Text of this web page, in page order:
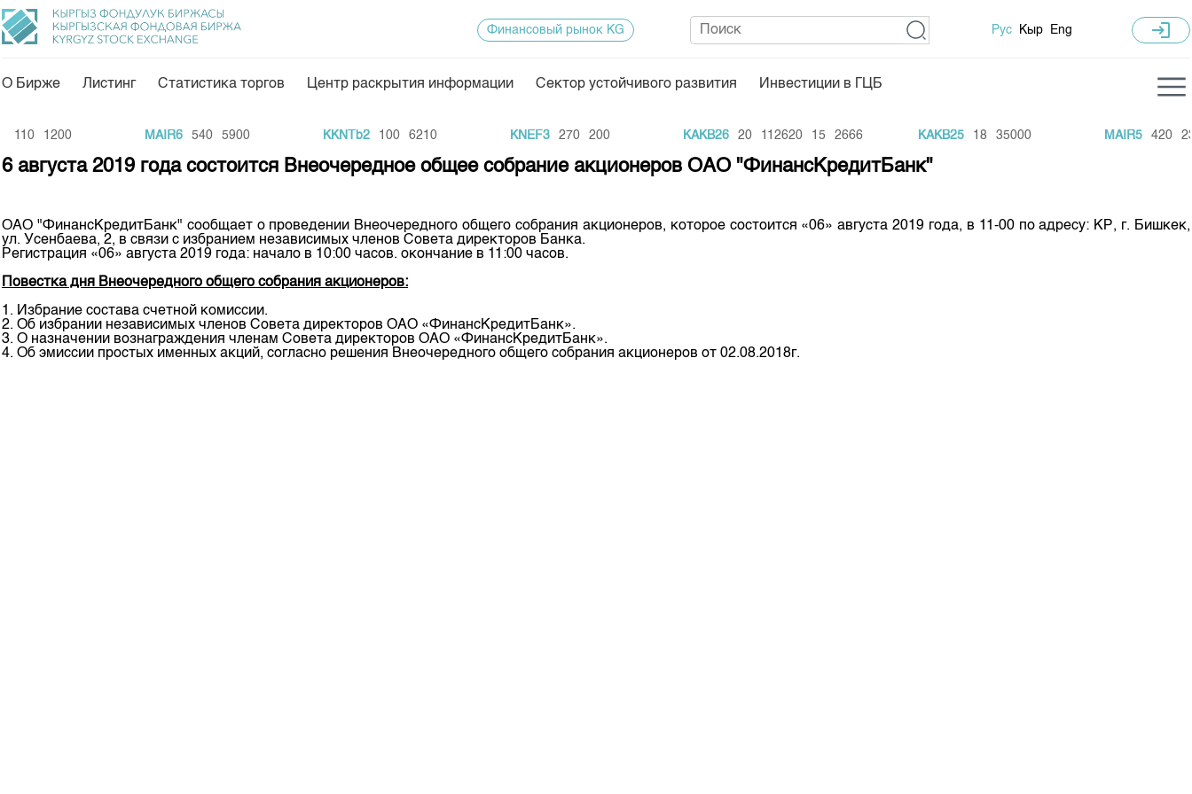
Общая информация
Руководство
Внутренний аудитор
Комитеты
Участники торгов
Наши партнеры
Товарно-сырьевой сектор
Центр раскрытия информации
Тарифы
Аналитика
Финансовый рынок KG
Пресс-клуб
Биржевая деятельность
Центр раскрытия информации
Итоги последних торгов
Индекс и Капитализация
Финансовый рынок KG Рус Кыр Eng login
О Бирже Листинг Статистика торгов Центр раскрытия информации Сектор устойчивого развития Инвестиции в ГЦБ
110 1200 MAIR6 540 5900 KKNTb2 100 6210 KNEF3 270 200 KAKB26 20 112620 15 2666 KAKB25 18 35000 MAIR5 420
6 августа 2019 года состоится Внеочередное общее собрание акционеров ОАО "ФинансКредитБанк"
ОАО "ФинансКредитБанк" сообщает о проведении Внеочередного общего собрания акционеров, которое состоится «06» августа 2019 года, в 11-00 по адресу: КР, г. Бишкек,
ул. Усенбаева, 2, в связи с избранием независимых членов Совета директоров Банка.
Регистрация «06» августа 2019 года: начало в 10:00 часов. окончание в 11:00 часов.
Повестка дня Внеочередного общего собрания акционеров:
1. Избрание состава счетной комиссии.
2. Об избрании независимых членов Совета директоров ОАО «ФинансКредитБанк».
3. О назначении вознаграждения членам Совета директоров ОАО «ФинансКредитБанк».
4. Об эмиссии простых именных акций, согласно решения Внеочередного общего собрания акционеров от 02.08.2018г.